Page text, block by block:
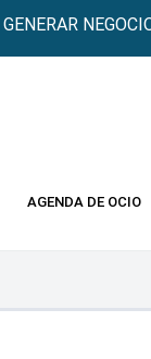
AGENDA DE OCIO